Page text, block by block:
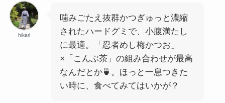
hikari
噛みごたえ抜群かつぎゅっと濃縮
されたハードグミで、小腹満たし
に最適。「忍者めし梅かつお」
×「こんぶ茶」の組み合わせが最高
なんだとか🍵。ほっと一息つきた
い時に、食べてみてはいかが？